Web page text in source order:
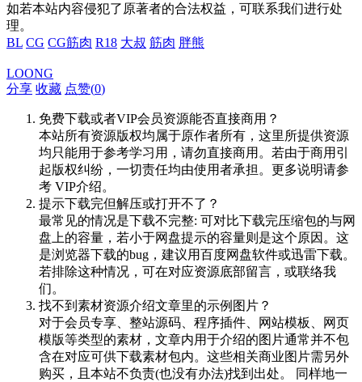
如若本站内容侵犯了原著者的合法权益，可联系我们进行处
理。
BL CG CG筋肉 R18 大叔 筋肉 胖熊
LOONG
分享 收藏 点赞(0)
免费下载或者VIP会员资源能否直接商用？
本站所有资源版权均属于原作者所有，这里所提供资源
均只能用于参考学习用，请勿直接商用。若由于商用引
起版权纠纷，一切责任均由使用者承担。更多说明请参
考 VIP介绍。
提示下载完但解压或打开不了？
最常见的情况是下载不完整: 可对比下载完压缩包的与网
盘上的容量，若小于网盘提示的容量则是这个原因。这
是浏览器下载的bug，建议用百度网盘软件或迅雷下载。
若排除这种情况，可在对应资源底部留言，或联络我
们。
找不到素材资源介绍文章里的示例图片？
对于会员专享、整站源码、程序插件、网站模板、网页
模版等类型的素材，文章内用于介绍的图片通常并不包
含在对应可供下载素材包内。这些相关商业图片需另外
购买，且本站不负责(也没有办法)找到出处。 同样地一